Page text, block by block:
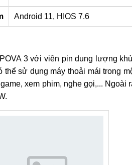
Android 11, HIOS 7.6
3 với viên pin dung lượng
sử dụng máy thoải mái trong
xem phim, nghe gọi,... Ngoài